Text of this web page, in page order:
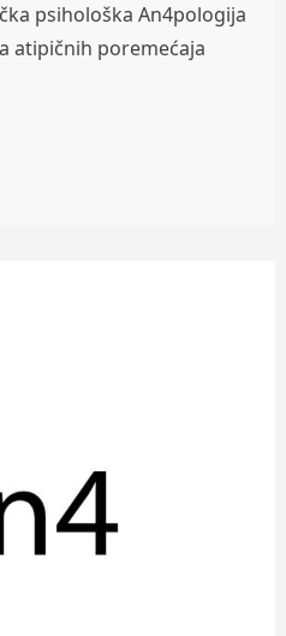
psihološka An4pologija
atipičnih poremećaja